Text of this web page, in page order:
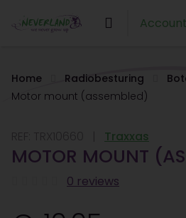
Account
Home Radiobesturing
Motor mount (assembled)
Traxxas
MOTOR MOUNT
0 reviews